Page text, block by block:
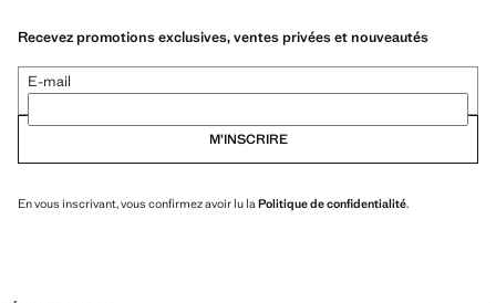
Recevez promotions exclusives, ventes privées et nouveautés
E-mail
M’INSCRIRE
En vous inscrivant, vous confirmez avoir lu la Politique de confidentialité.